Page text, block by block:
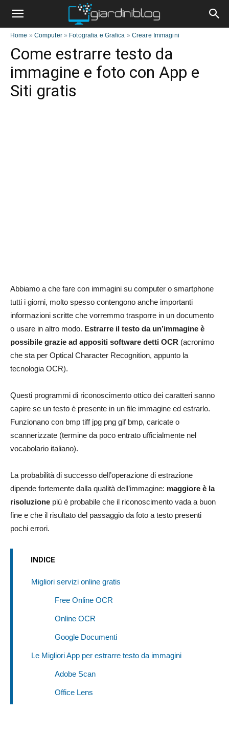
Home » Computer» Fotografia e Grafica » Creare Immagini
Come estrarre testo da
immagine e foto con App e
Siti gratis
Abbiamo a che fare con immagini su computer o smartphone
tutti i giorni, molto spesso contengono anche importanti
informazioni scritte che vorremmo trasporre in un documento
o usare in altro modo. Estrarre il testo da un’immagine è
possibile grazie ad appositi software detti OCR (acronimo
che sta per Optical Character Recognition, appunto la
tecnologia OCR).
Questi programmi di riconoscimento ottico dei caratteri sanno
capire se un testo è presente in un file immagine ed estrarlo.
Funzionano con bmp tiff jpg png gif bmp, caricate o
scannerizzate (termine da poco entrato ufficialmente nel
vocabolario italiano).
La probabilità di successo dell’operazione di estrazione
dipende fortemente dalla qualità dell’immagine: maggiore è la
risoluzione più è probabile che il riconoscimento vada a buon
fine e che il risultato del passaggio da foto a testo presenti
pochi errori.
INDICE
Migliori servizi online gratis
Free Online OCR
Online OCR
Google Documenti
Le Migliori App per estrarre testo da immagini
Adobe Scan
Office Lens